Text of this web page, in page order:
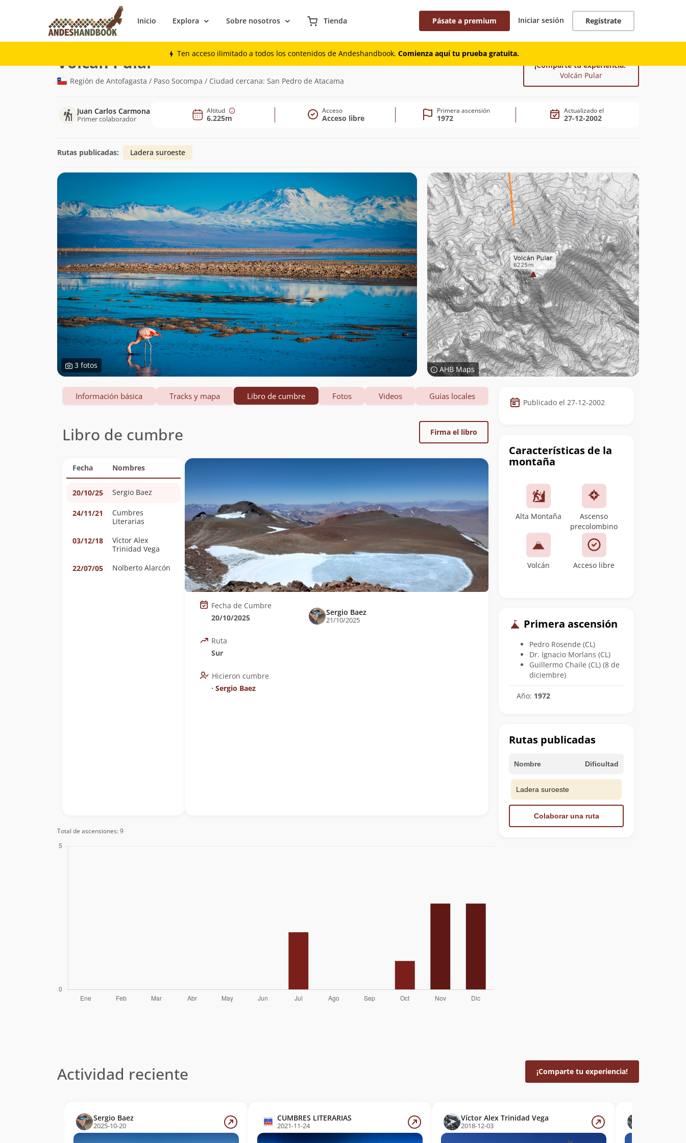
Inicio Explora Sobre nosotros Tienda Pásate a premium Iniciar sesión Regístrate
Ten acceso ilimitado a todos los contenidos de Andeshandbook. Comienza aquí tu prueba gratuita.
Montaña
Volcán Pular (6.225m)
Región de Antofagasta / Paso Socompa / Ciudad cercana: San Pedro de Atacama
¡Comparte tu experiencia!
Volcán Pular
Juan Carlos Carmona
Primer colaborador
Altitud
6.225m
Acceso
Acceso libre
Primera ascensión
1972
Actualizado el
27-12-2002
Rutas publicadas: Ladera suroeste
3 fotos AHB Maps
Datos
de
cumbre
Publicado el 27-12-2002
Características de la
montaña
Alta Montaña
Ascenso
precolombino
Volcán Acceso libre
Primera ascensión
Pedro Rosende (CL)
Dr. Ignacio Morlans (CL)
Guillermo Chaile (CL) (8 de
diciembre)
Año: 1972
Rutas publicadas
Nombre Dificultad
Ladera suroeste
Colaborar una ruta
Información básica Tracks y mapa Libro de cumbre Fotos Videos Guías locales
Libro de cumbre Firma el libro
Fecha Nombres
20/10/25 Sergio Baez
24/11/21
Cumbres
Literarias
03/12/18
Víctor Alex
Trinidad Vega
22/07/05
Nolberto Alarcón
Fecha de Cumbre
20/10/2025
Ruta
Sur
Hicieron cumbre
∙ Sergio Baez
Sergio Baez
21/10/2025
Total de ascensiones: 9
Actividad reciente ¡Comparte tu experiencia!
Sergio Baez
2025-10-20
CUMBRES LITERARIAS
2021-11-24
Víctor Alex Trinidad Vega
2018-12-03